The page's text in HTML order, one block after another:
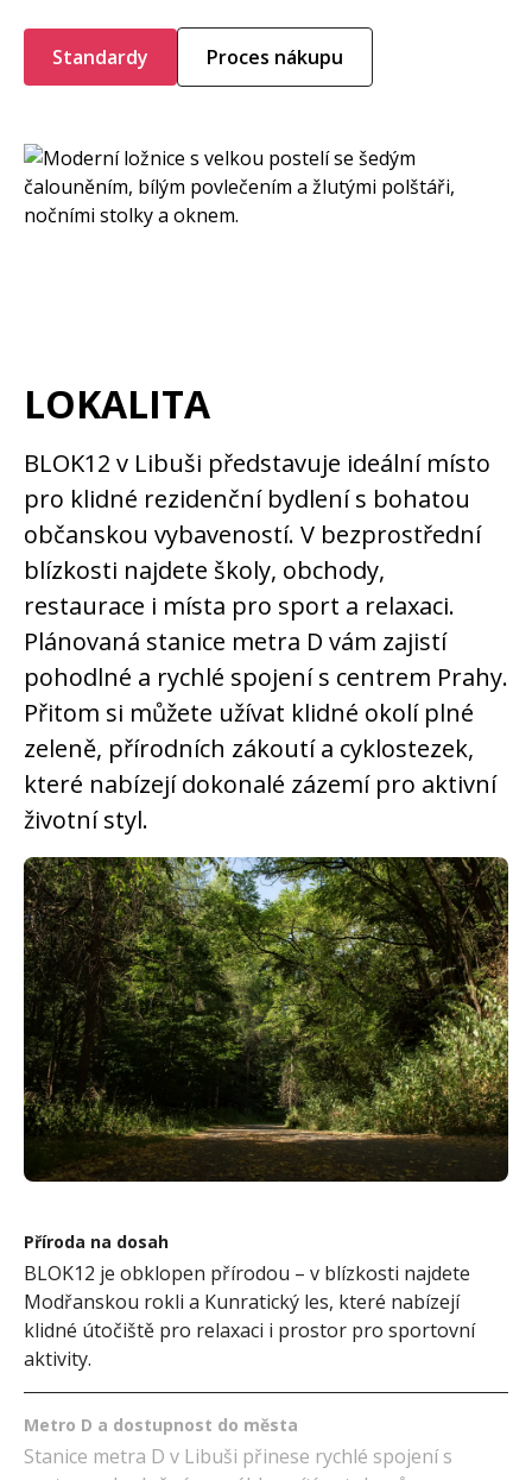
Standardy Proces nákupu
LOKALITA
BLOK12 v Libuši představuje ideální místo
pro klidné rezidenční bydlení s bohatou
občanskou vybaveností. V bezprostřední
blízkosti najdete školy, obchody,
restaurace i místa pro sport a relaxaci.
Plánovaná stanice metra D vám zajistí
pohodlné a rychlé spojení s centrem Prahy.
Přitom si můžete užívat klidné okolí plné
zeleně, přírodních zákoutí a cyklostezek,
které nabízejí dokonalé zázemí pro aktivní
životní styl.
Příroda na dosah
BLOK12 je obklopen přírodou – v blízkosti najdete
Modřanskou rokli a Kunratický les, které nabízejí
klidné útočiště pro relaxaci i prostor pro sportovní
aktivity.
Metro D a dostupnost do města
Stanice metra D v Libuši přinese rychlé spojení s